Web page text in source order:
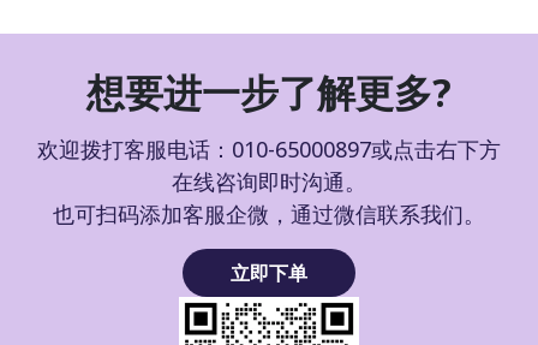
想要进一步了解更多?
欢迎拨打客服电话：010-65000897或点击右下方
在线咨询即时沟通。
也可扫码添加客服企微，通过微信联系我们。
立即下单